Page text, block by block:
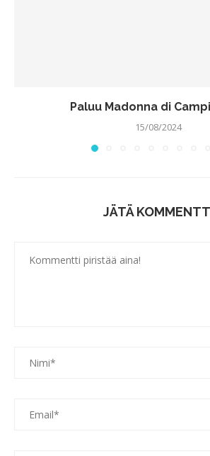
Paluu Madonna di
15/08/2024
JÄTÄ